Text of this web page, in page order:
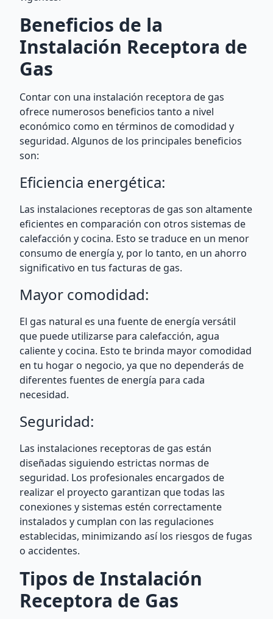
Beneficios de la
Instalación Receptora de
Gas
Contar con una instalación receptora de gas
ofrece numerosos beneficios tanto a nivel
económico como en términos de comodidad y
seguridad. Algunos de los principales beneficios
son:
Eficiencia energética:
Las instalaciones receptoras de gas son altamente
eficientes en comparación con otros sistemas de
calefacción y cocina. Esto se traduce en un menor
consumo de energía y, por lo tanto, en un ahorro
significativo en tus facturas de gas.
Mayor comodidad:
El gas natural es una fuente de energía versátil
que puede utilizarse para calefacción, agua
caliente y cocina. Esto te brinda mayor comodidad
en tu hogar o negocio, ya que no dependerás de
diferentes fuentes de energía para cada
necesidad.
Seguridad:
Las instalaciones receptoras de gas están
diseñadas siguiendo estrictas normas de
seguridad. Los profesionales encargados de
realizar el proyecto garantizan que todas las
conexiones y sistemas estén correctamente
instalados y cumplan con las regulaciones
establecidas, minimizando así los riesgos de fugas
o accidentes.
Tipos de Instalación
Receptora de Gas